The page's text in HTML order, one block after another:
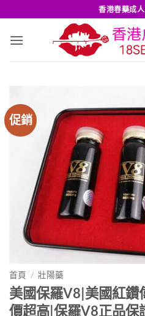
to
content
香港春藥成
促銷
首頁 / 壯陽藥
美國保羅V8|美國紅鑽
價超高|保羅V8正品保